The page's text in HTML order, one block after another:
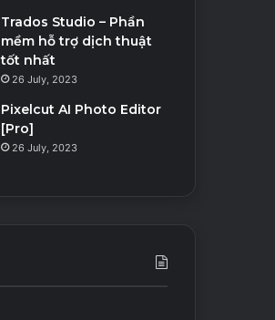
Trados Studio – Phần
mềm hỗ trợ dịch thuật
tốt nhất
26 July, 2023
Pixelcut AI Photo Editor
[Pro]
26 July, 2023